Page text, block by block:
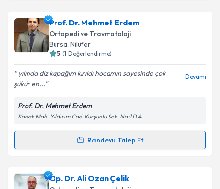
Doç. Dr. Hanifi Üçpunar için randevu takvimi talebi
oluşturun. Size bu uzmandan randevu almanız için bir
takvim hazırlandığında e-posta ile bilgilendireceğiz.
Kişisel verilerimin işlenmesine ilişkin
Metni'ni okudum ve kişisel verilerimin belirtilen
kapsamda işlenmesini kabul ediyorum.
Prof. Dr. Mehmet Erdem
Ortopedi ve Travmatoloji
Bursa, Nilüfer
5 (1 Değerlendirme)
yılında diz kapağım kırıldı hocamın sayesinde çok
şükür en...
Devamı
Prof. Dr. Mehmet Erdem
Konak Mah. Yıldırım Cad. Kurşunlu Sok. No:1 D:4
Randevu Talep Et
Randevu Takvimi Talebi
Prof. Dr. Mehmet Erdemiçin randevu takvimi talebi
oluşturun. Size bu uzmandan randevu almanız için bir
Op. Dr. Ali Ozan Çelik